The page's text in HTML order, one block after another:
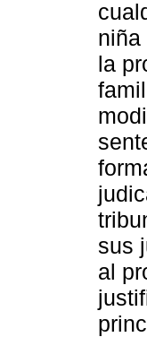
niña
la
sus
al